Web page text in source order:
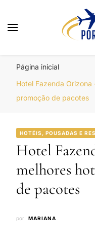
Página inicial
Hotel Fazenda Orizona
promoção de pacotes
HOTÉIS, POUSADAS E
Hotel
melhores
de pacotes
por MARIANA